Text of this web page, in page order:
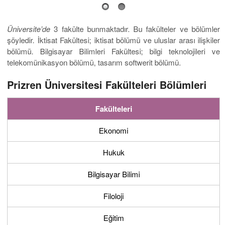
Üniversite’de 3 fakülte bunmaktadır. Bu fakülteler ve bölümler
şöyledir. İktisat Fakültesi; iktisat bölümü ve uluslar arası ilişkiler
bölümü. Bilgisayar Bilimleri Fakültesi; bilgi teknolojileri ve
telekomünikasyon bölümü, tasarım softwerit bölümü.
Prizren Üniversitesi Fakülteleri Bölümleri
Fakülteleri
Ekonomi
Hukuk
Bilgisayar Bilimi
Filoloji
Eğitim